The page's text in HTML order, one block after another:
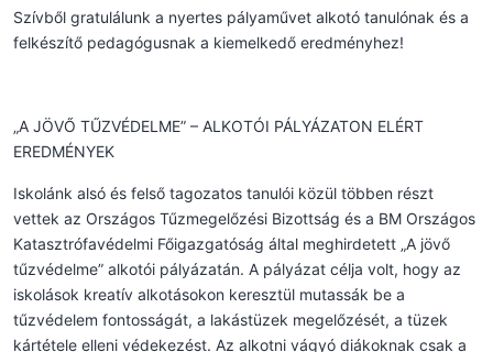
Szívből gratulálunk a nyertes pályaművet alkotó tanulónak és a
felkészítő pedagógusnak a kiemelkedő eredményhez!
„A JÖVŐ TŰZVÉDELME” – ALKOTÓI PÁLYÁZATON ELÉRT
EREDMÉNYEK
Iskolánk alsó és felső tagozatos tanulói közül többen részt
vettek az Országos Tűzmegelőzési Bizottság és a BM Országos
Katasztrófavédelmi Főigazgatóság által meghirdetett „A jövő
tűzvédelme” alkotói pályázatán. A pályázat célja volt, hogy az
iskolások kreatív alkotásokon keresztül mutassák be a
tűzvédelem fontosságát, a lakástüzek megelőzését, a tüzek
kártétele elleni védekezést. Az alkotni vágyó diákoknak csak a